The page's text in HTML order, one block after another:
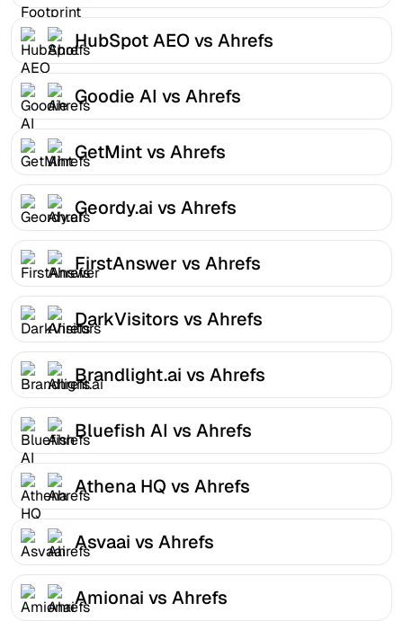
HubSpot AEO vs Ahrefs
Goodie AI vs Ahrefs
GetMint vs Ahrefs
Geordy.ai vs Ahrefs
FirstAnswer vs Ahrefs
DarkVisitors vs Ahrefs
Brandlight.ai vs Ahrefs
Bluefish AI vs Ahrefs
Athena HQ vs Ahrefs
Asvaai vs Ahrefs
Amionai vs Ahrefs